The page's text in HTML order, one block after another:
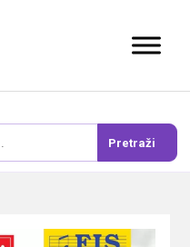
Pretraži